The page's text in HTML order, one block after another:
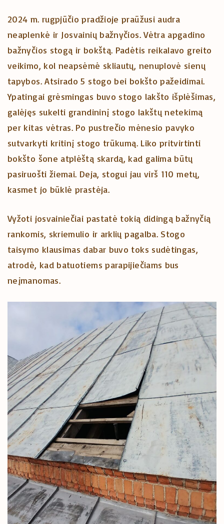
2024 m. rugpjūčio pradžioje praūžusi audra
neaplenkė ir Josvainių bažnyčios. Vėtra apgadino
bažnyčios stogą ir bokštą. Padėtis reikalavo greito
veikimo, kol neapsėmė skliautų, nenuplovė sienų
tapybos. Atsirado 5 stogo bei bokšto pažeidimai.
Ypatingai grėsmingas buvo stogo lakšto išplėšimas,
galėjęs sukelti grandininį stogo lakštų netekimą
per kitas vėtras. Po pustrečio mėnesio pavyko
sutvarkyti kritinį stogo trūkumą. Liko pritvirtinti
bokšto šone atplėštą skardą, kad galima būtų
pasiruošti žiemai. Deja, stogui jau virš 110 metų,
kasmet jo būklė prastėja.
Vyžoti josvainiečiai pastatė tokią didingą bažnyčią
rankomis, skriemulio ir arklių pagalba. Stogo
taisymo klausimas dabar buvo toks sudėtingas,
atrodė, kad batuotiems parapijiečiams bus
neįmanomas.